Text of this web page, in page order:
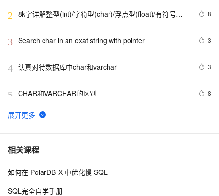
char: [a]错误问题
2 8k字详解整型(int)/字符型(char)/浮点型(float)/有符号
内功修炼/C语言】
8
3 Search char in an exat string with pointer 3
4 认真对待数据库中char和varchar 3
5 8
6 在 MySQL 中使用 CHAR
7 MySQL - CHAR_LENGTH 和 LENGTH 区别
8 CString,int,string,char*之间的转换
相关课程
如何在 PolarDB-X 中优化慢 SQL
SQL完全自学手册